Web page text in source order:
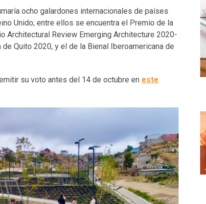
ocho galardones internacionales de países
Unido; entre ellos se encuentra el Premio de la
Architectural Review Emerging Architecture 2020-
Quito 2020, y el de la Bienal Iberoamericana de
su voto antes del 14 de octubre en este